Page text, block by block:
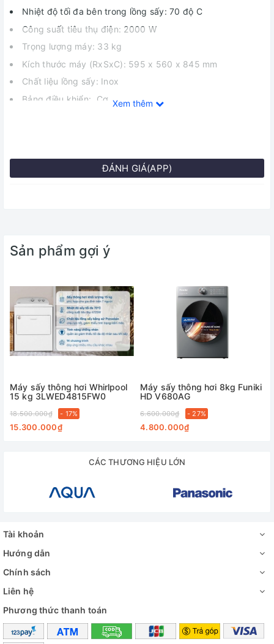
Nhiệt độ tối đa bên trong lồng sấy: 70 độ C
Công suất tiêu thụ điện: 2000 W
Trọng lượng máy: 33 kg
Kích thước máy (RxSxC): 595 x 560 x 845 mm
Chất liệu lồng sấy: Inox
Bảng điều khiển: Cơ
Công nghệ nổi bật: Tùy chọn sấy linh hoạt với 9 chế độ
Xem thêm
ĐÁNH GIÁ(APP)
Sản phẩm gợi ý
Máy sấy thông hơi Whirlpool
15 kg 3LWED4815FW0
18.500.000₫ - 17%
15.300.000₫
Máy sấy thông hơi 8kg Funiki
HD V680AG
6.600.000₫ - 27%
4.800.000₫
CÁC THƯƠNG HIỆU LỚN
Tài khoản
Hướng dẫn
Chính sách
Liên hệ
Phương thức thanh toán